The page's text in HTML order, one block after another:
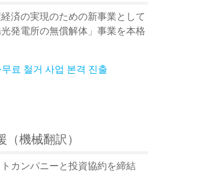
済の実現のための新事業として
発電所の無償解体」事業を本格
료 철거 사업 본격 진출
機械翻訳）
カンパニーと投資協約を締結